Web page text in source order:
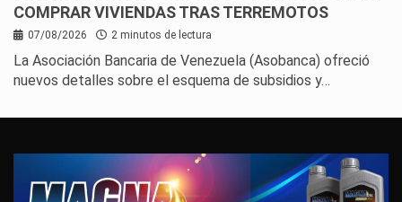
COMPRAR VIVIENDAS TRAS TERREMOTOS
07/08/2026 2 minutos de lectura
La Asociación Bancaria de Venezuela (Asobanca) ofreció
nuevos detalles sobre el esquema de subsidios y…